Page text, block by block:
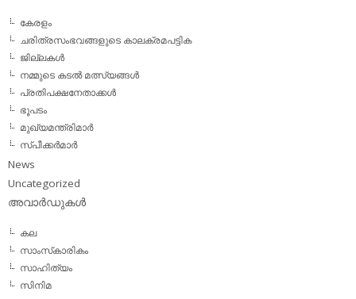
കേരളം
ചരിത്രസംഭവങ്ങളുടെ കാലക്രമപട്ടിക
ജില്ലകള്‍
നമ്മുടെ കടല്‍ മത്സ്യങ്ങള്‍
പ്രതിപക്ഷനേതാക്കള്‍
ഭൂപടം
മുഖ്യമന്ത്രിമാര്‍
സ്പീക്കര്‍മാര്‍
News
Uncategorized
അവാര്‍ഡുകള്‍
കല
സാംസ്‌കാരികം
സാഹിത്യം
സിനിമ